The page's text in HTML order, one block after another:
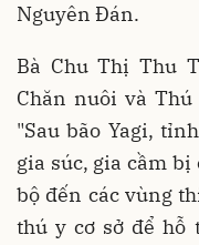
Nguyên Đán.
Bà Chu Thị Thu
Chăn nuôi và
"Sau bão Yagi,
gia súc, gia cầm
bộ đến các vùng
thú y cơ sở để hỗ